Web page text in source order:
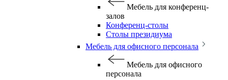
Мебель для конференц-
залов
Конференц-столы
Столы президиума
Мебель для офисного персонала
Мебель для офисного
персонала